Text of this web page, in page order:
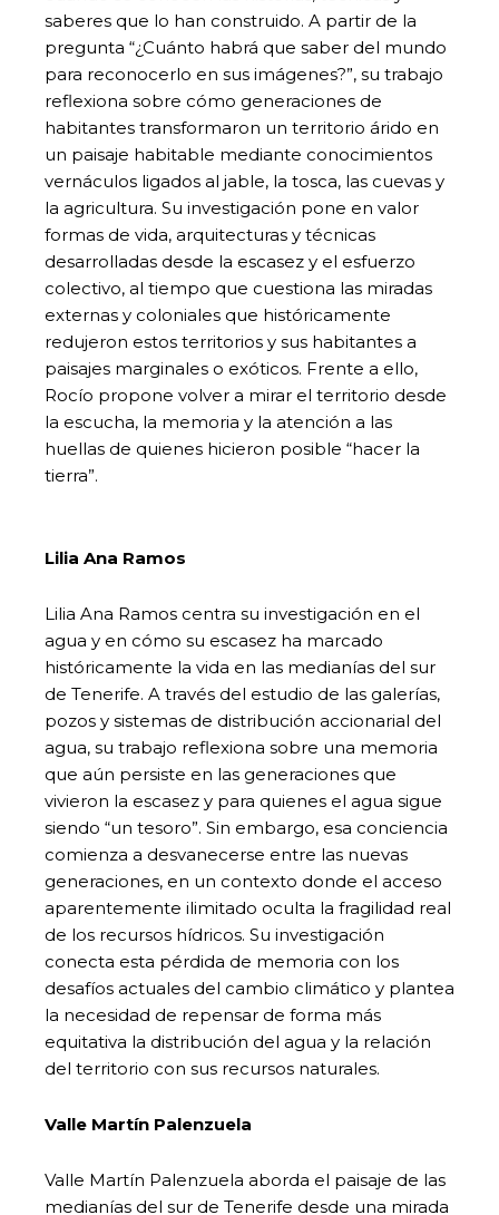
saberes que lo han construido. A partir de la
pregunta “¿Cuánto habrá que saber del mundo
para reconocerlo en sus imágenes?”, su trabajo
reflexiona sobre cómo generaciones de
habitantes transformaron un territorio árido en
un paisaje habitable mediante conocimientos
vernáculos ligados al jable, la tosca, las cuevas y
la agricultura. Su investigación pone en valor
formas de vida, arquitecturas y técnicas
desarrolladas desde la escasez y el esfuerzo
colectivo, al tiempo que cuestiona las miradas
externas y coloniales que históricamente
redujeron estos territorios y sus habitantes a
paisajes marginales o exóticos. Frente a ello,
Rocío propone volver a mirar el territorio desde
la escucha, la memoria y la atención a las
huellas de quienes hicieron posible “hacer la
tierra”.
Lilia Ana Ramos
Lilia Ana Ramos centra su investigación en el
agua y en cómo su escasez ha marcado
históricamente la vida en las medianías del sur
de Tenerife. A través del estudio de las galerías,
pozos y sistemas de distribución accionarial del
agua, su trabajo reflexiona sobre una memoria
que aún persiste en las generaciones que
vivieron la escasez y para quienes el agua sigue
siendo “un tesoro”. Sin embargo, esa conciencia
comienza a desvanecerse entre las nuevas
generaciones, en un contexto donde el acceso
aparentemente ilimitado oculta la fragilidad real
de los recursos hídricos. Su investigación
conecta esta pérdida de memoria con los
desafíos actuales del cambio climático y plantea
la necesidad de repensar de forma más
equitativa la distribución del agua y la relación
del territorio con sus recursos naturales.
Valle Martín Palenzuela
Valle Martín Palenzuela aborda el paisaje de las
medianías del sur de Tenerife desde una mirada